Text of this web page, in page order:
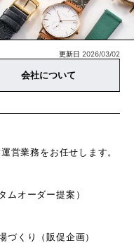
更新日 2026/03/02
会社について
営業務をお任せします。
ムオーダー提案）
づくり（販促企画）